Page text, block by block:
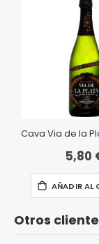
5,80
AÑADIR AL
Otros